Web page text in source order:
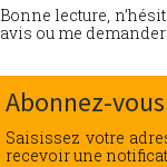
Bonne lecture,
avis ou me
Abonnez-
Saisissez votre
recevoir une